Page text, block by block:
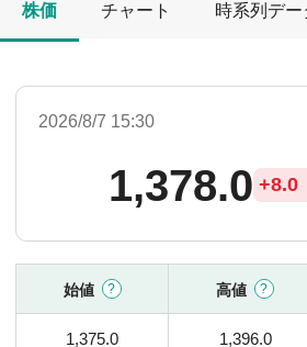
株価 チャート 時系列デー
2026/8/7 15:30
1,378.0 +8.0
始値 高値
1,375.0 1,396.0